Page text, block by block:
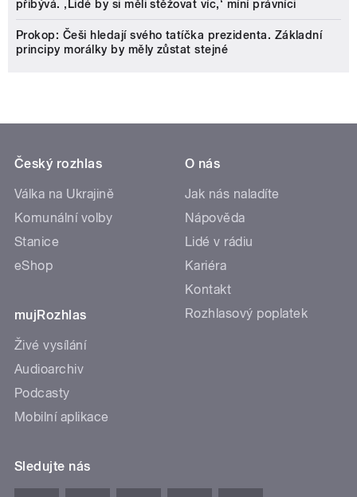
přibývá. ‚Lidé by si měli stěžovat víc,‘ míní právníci
Prokop: Češi hledají svého tatíčka prezidenta. Základní
principy morálky by měly zůstat stejné
Český rozhlas
Válka na Ukrajině
Komunální volby
Stanice
eShop
mujRozhlas
Živé vysílání
Audioarchiv
Podcasty
Mobilní aplikace
O nás
Jak nás naladíte
Nápověda
Lidé v rádiu
Kariéra
Kontakt
Rozhlasový poplatek
Sledujte nás